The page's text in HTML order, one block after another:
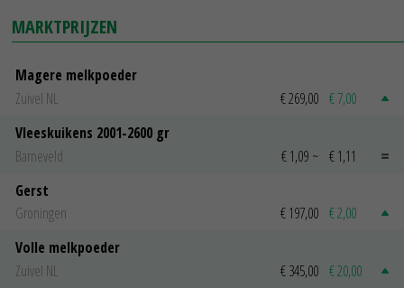
MARKTPRIJZEN
Magere melkpoeder
Zuivel NL
€ 269,00 € 7,00
Vleeskuikens 2001-2600 gr
Barneveld
€ 1,09 ~ € 1,11
Gerst
Groningen
€ 197,00 € 2,00
Volle melkpoeder
Zuivel NL
€ 345,00 € 20,00